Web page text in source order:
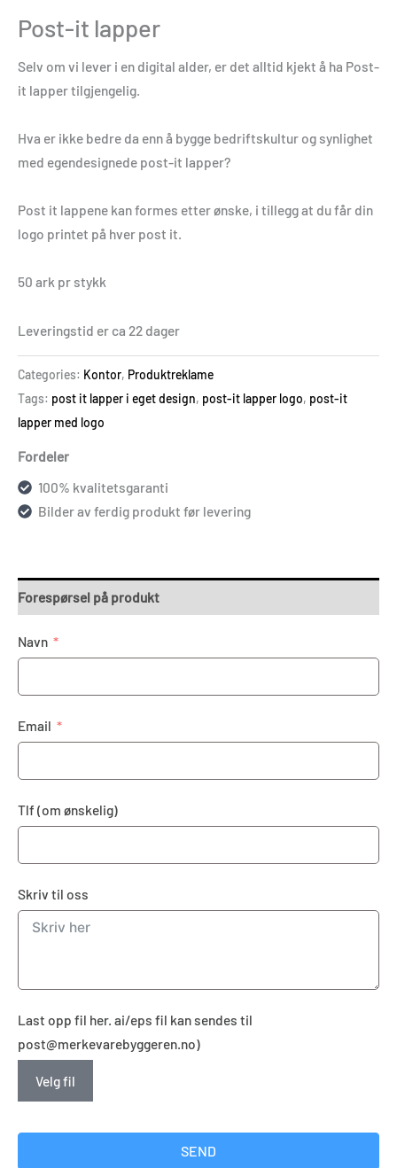
Post-it lapper
Selv om vi lever i en digital alder, er det alltid kjekt å ha Post-
it lapper tilgjengelig.
Hva er ikke bedre da enn å bygge bedriftskultur og synlighet
med egendesignede post-it lapper?
Post it lappene kan formes etter ønske, i tillegg at du får din
logo printet på hver post it.
50 ark pr stykk
Leveringstid er ca 22 dager
Categories: Kontor, Produktreklame
Tags: post it lapper i eget design, post-it lapper logo, post-it
lapper med logo
Fordeler
100% kvalitetsgaranti
Bilder av ferdig produkt før levering
Forespørsel på produkt
Navn
Email
Tlf (om ønskelig)
Skriv til oss
Last opp fil her. ai/eps fil kan sendes til
post@merkevarebyggeren.no)
Velg fil
SEND